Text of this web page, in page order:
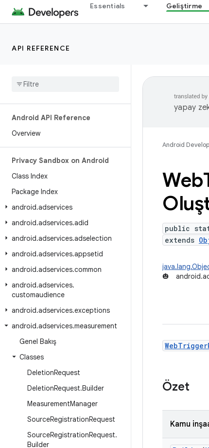
Essentials Geliştirme
API REFERENCE
Android API Reference
Overview
Privacy Sandbox on Android
Class Index
Package Index
android.adservices
android.adservices.adid
android.adservices.adselection
android.adservices.appsetid
android.adservices.common
android.adservices.
customaudience
android.adservices.exceptions
android.adservices.measurement
Genel Bakış
Classes
DeletionRequest
DeletionRequest.Builder
MeasurementManager
SourceRegistrationRequest
SourceRegistrationRequest.
Builder
yapay
Android
Web
public
extends
🎃
Özet
Kamu